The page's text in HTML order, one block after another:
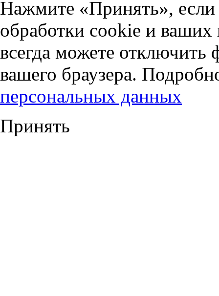
Нажмите «Принять», если
обработки cookie и
всегда можете отключить
вашего браузера.
персональных данных
Принять